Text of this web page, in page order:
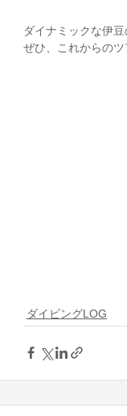
ダイナミックな伊
ぜひ、これからの
ダイビングLOG